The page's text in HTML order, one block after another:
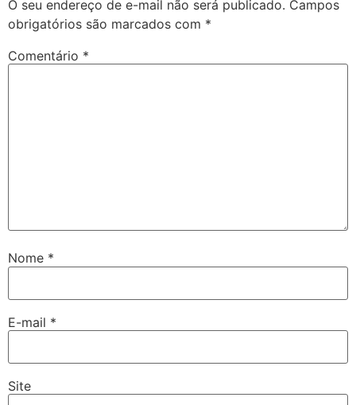
O seu endereço de e-mail não será publicado. Campos
obrigatórios são marcados com *
Comentário *
Nome *
E-mail *
Site